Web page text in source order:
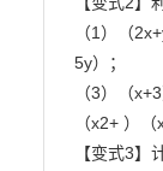
（1）（
5y）；
（3）（
（x2+ ）（
【变式3】